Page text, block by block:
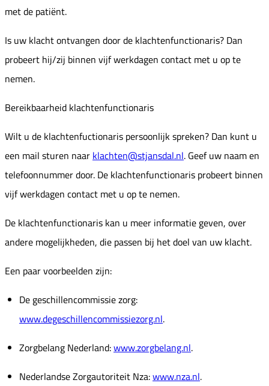
met de patiënt.
Is uw klacht ontvangen door de klachtenfunctionaris? Dan
probeert hij/zij binnen vijf werkdagen contact met u op te
nemen.
Bereikbaarheid klachtenfunctionaris
Wilt u de klachtenfuctionaris persoonlijk spreken? Dan kunt u
een mail sturen naar klachten@stjansdal.nl. Geef uw naam en
telefoonnummer door. De klachtenfunctionaris probeert binnen
vijf werkdagen contact met u op te nemen.
De klachtenfunctionaris kan u meer informatie geven, over
andere mogelijkheden, die passen bij het doel van uw klacht.
Een paar voorbeelden zijn:
De geschillencommissie zorg:
www.degeschillencommissiezorg.nl.
Zorgbelang Nederland:www.zorgbelang.nl.
Nederlandse Zorgautoriteit Nza:www.nza.nl.